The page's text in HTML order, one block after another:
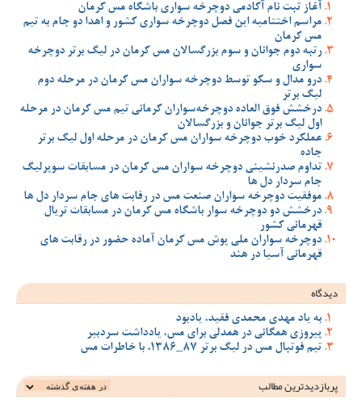
آغاز ثبت نام آکادمی دوچرخه سواری باشگاه مس کرمان
مراسم اختتامیه این فصل دوچرخه سواری کشور و اهدا دو جام به تیم
مس کرمان
رتبه دوم جوانان و سوم بزرگسالان مس کرمان در لیگ برتر دوچرخه
سواری
درو مدال و سکو توسط دوچرخه سواران مس کرمان در مرحله دوم
لیگ برتر
درخشش فوق العاده دوچرخه‌سواران کرمانی تیم مس کرمان در مرحله
اول لیگ برتر جوانان و بزرگسالان
عملکرد خوب دوچرخه سواران مس کرمان در مرحله اول لیگ برتر
جاده
تداوم صدرنشینی دوچرخه سواران مس کرمان در مسابقات سوپرلیگ
جام سردار دل ها
موفقیت دوچرخه سواران صنعت مس در رقابت های جام سردار دل ها
درخشش دو دوچرخه سوار باشگاه مس کرمان در مسابقات تریال
قهرمانی کشور
دوچرخه سواران ملی پوش مس کرمان آماده حضور در رقابت های
قهرمانی آسیا در هند
دیدگاه
به یاد مهدی محمدی فقید، یادبود
پیروزی همگانی در همدلی برای مس، یادداشت سردبیر
تیم فوتبال مس در لیگ برتر 87_1386، با خاطرات مس
پربازدیدترین‌ مطالب